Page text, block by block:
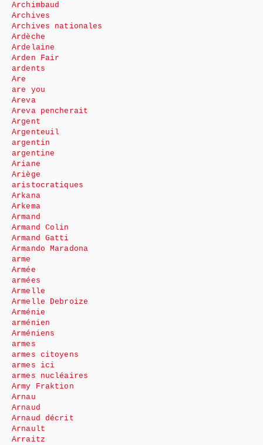
Archimbaud
Archives
Archives nationales
Ardèche
Ardelaine
Arden Fair
ardents
Are
are you
Areva
Areva pencherait
Argent
Argenteuil
argentin
argentine
Ariane
Ariège
aristocratiques
Arkana
Arkema
Armand
Armand Colin
Armand Gatti
Armando Maradona
arme
Armée
armées
Armelle
Armelle Debroize
Arménie
arménien
Arméniens
armes
armes citoyens
armes ici
armes nucléaires
Army Fraktion
Arnau
Arnaud
Arnaud décrit
Arnault
Arraitz